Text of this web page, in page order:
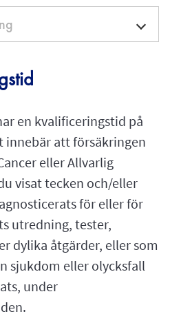
en kvalificeringstid på
innebär att försäkringen
eller Allvarlig
visat tecken och/eller
för eller för
utredning, tester,
dylika åtgärder, eller som
sjukdom eller olycksfall
under